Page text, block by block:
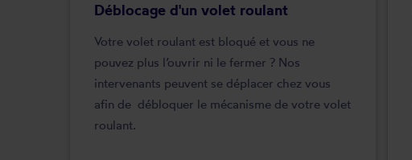
Déblocage d'un volet roulant
Votre volet roulant est bloqué et vous ne
pouvez plus l’ouvrir ni le fermer ? Nos
intervenants peuvent se déplacer chez vous
afin de débloquer le mécanisme de votre volet
roulant.